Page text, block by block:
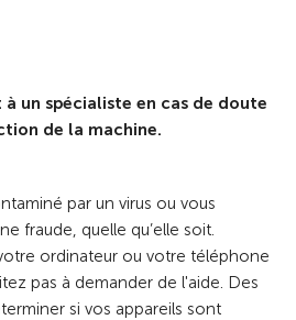
un spécialiste en cas de doute
de la machine.
par un virus ou vous
fraude, quelle qu’elle soit.
ordinateur ou votre téléphone
pas à demander de l'aide. Des
si vos appareils sont